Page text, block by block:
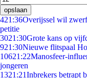
opslaan
421:36Overijssel wil
petitie
3021:30Grote kans op
921:30Nieuwe flitspaal
10621:22Manosfeer-
jongeren
1321:21Inbrekers betrapt